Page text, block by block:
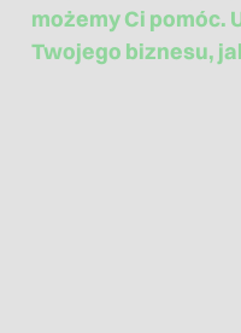
możemy Ci pomóc.
Twojego biznesu,